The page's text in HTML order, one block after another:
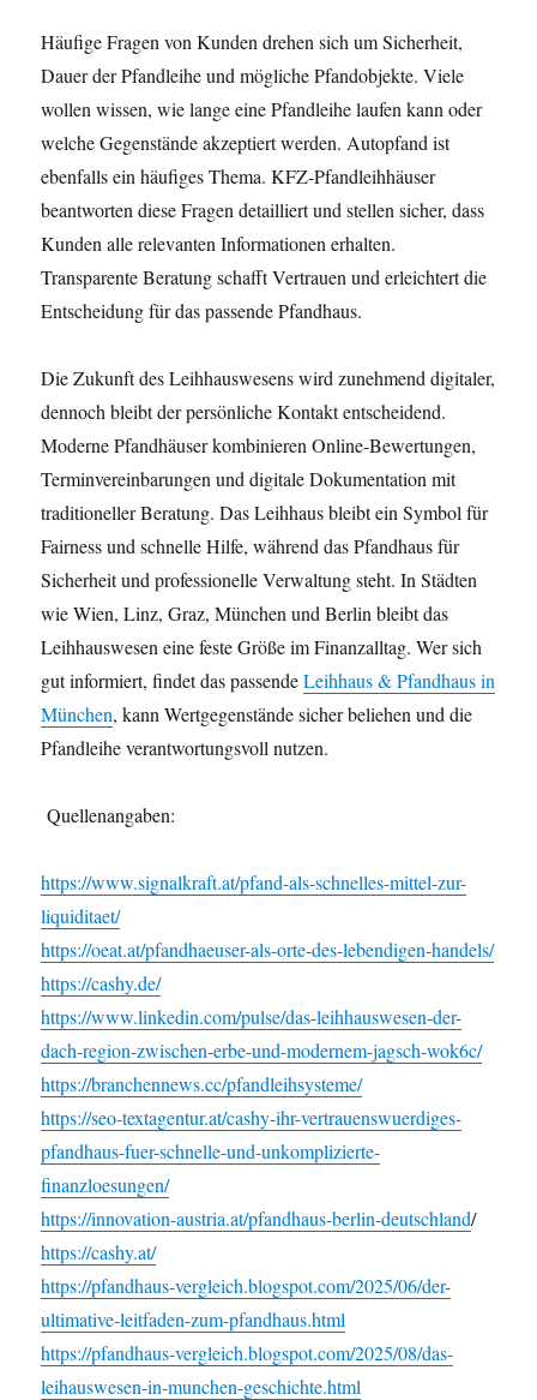
Häufige Fragen von Kunden drehen sich um Sicherheit,
Dauer der Pfandleihe und mögliche Pfandobjekte. Viele
wollen wissen, wie lange eine Pfandleihe laufen kann oder
welche Gegenstände akzeptiert werden. Autopfand ist
ebenfalls ein häufiges Thema. KFZ-Pfandleihhäuser
beantworten diese Fragen detailliert und stellen sicher, dass
Kunden alle relevanten Informationen erhalten.
Transparente Beratung schafft Vertrauen und erleichtert die
Entscheidung für das passende Pfandhaus.
Die Zukunft des Leihhauswesens wird zunehmend digitaler,
dennoch bleibt der persönliche Kontakt entscheidend.
Moderne Pfandhäuser kombinieren Online-Bewertungen,
Terminvereinbarungen und digitale Dokumentation mit
traditioneller Beratung. Das Leihhaus bleibt ein Symbol für
Fairness und schnelle Hilfe, während das Pfandhaus für
Sicherheit und professionelle Verwaltung steht. In Städten
wie Wien, Linz, Graz, München und Berlin bleibt das
Leihhauswesen eine feste Größe im Finanzalltag. Wer sich
gut informiert, findet das passendeLeihhaus & Pfandhaus in
München, kann Wertgegenstände sicher beliehen und die
Pfandleihe verantwortungsvoll nutzen.
Quellenangaben:
https://www.signalkraft.at/pfand-als-schnelles-mittel-zur-
liquiditaet/
https://oeat.at/pfandhaeuser-als-orte-des-lebendigen-handels/
https://cashy.de/
https://www.linkedin.com/pulse/das-leihhauswesen-der-
dach-region-zwischen-erbe-und-modernem-jagsch-wok6c/
https://branchennews.cc/pfandleihsysteme/
https://seo-textagentur.at/cashy-ihr-vertrauenswuerdiges-
pfandhaus-fuer-schnelle-und-unkomplizierte-
finanzloesungen/
https://innovation-austria.at/pfandhaus-berlin-deutschland/
https://cashy.at/
https://pfandhaus-vergleich.blogspot.com/2025/06/der-
ultimative-leitfaden-zum-pfandhaus.html
https://pfandhaus-vergleich.blogspot.com/2025/08/das-
leihauswesen-in-munchen-geschichte.html